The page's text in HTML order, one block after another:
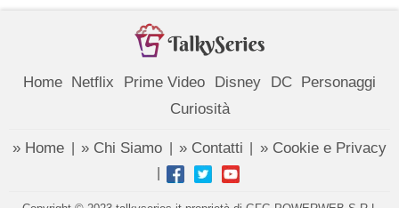
Home Netflix Prime Video Disney DC
Personaggi
Curiosità
» Home » Chi Siamo » Contatti » Cookie e Privacy